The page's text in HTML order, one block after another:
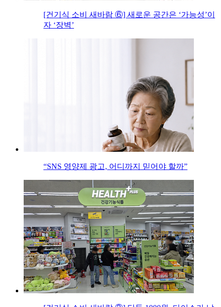
[건기식 소비 새바람 ⑥] 새로운 공간은 ‘가능성’이
자 ‘장벽’
“SNS 영양제 광고, 어디까지 믿어야 할까”